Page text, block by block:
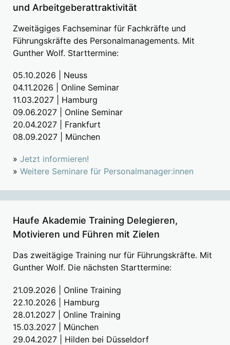
und Arbeitgeberattraktivität
Zweitägiges Fachseminar für Fachkräfte und
Führungskräfte des Personalmanagements. Mit
Gunther Wolf. Starttermine:
05.10.2026 | Neuss
04.11.2026 | Online Seminar
11.03.2027 | Hamburg
09.06.2027 | Online Seminar
20.04.2027 | Frankfurt
08.09.2027 | München
» Jetzt informieren!
» Weitere Seminare für Personalmanager:innen
Haufe Akademie Training Delegieren,
Motivieren und Führen mit Zielen
Das zweitägige Training nur für Führungskräfte. Mit
Gunther Wolf. Die nächsten Starttermine:
21.09.2026 | Online Training
22.10.2026 | Hamburg
28.01.2027 | Online Training
15.03.2027 | München
29.04.2027 | Hilden bei Düsseldorf